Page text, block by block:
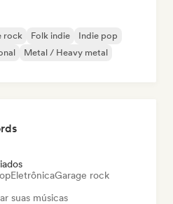
rock Folk indie
Indie pop
Metal / Heavy metal
EletrônicaGarage rock
suas músicas